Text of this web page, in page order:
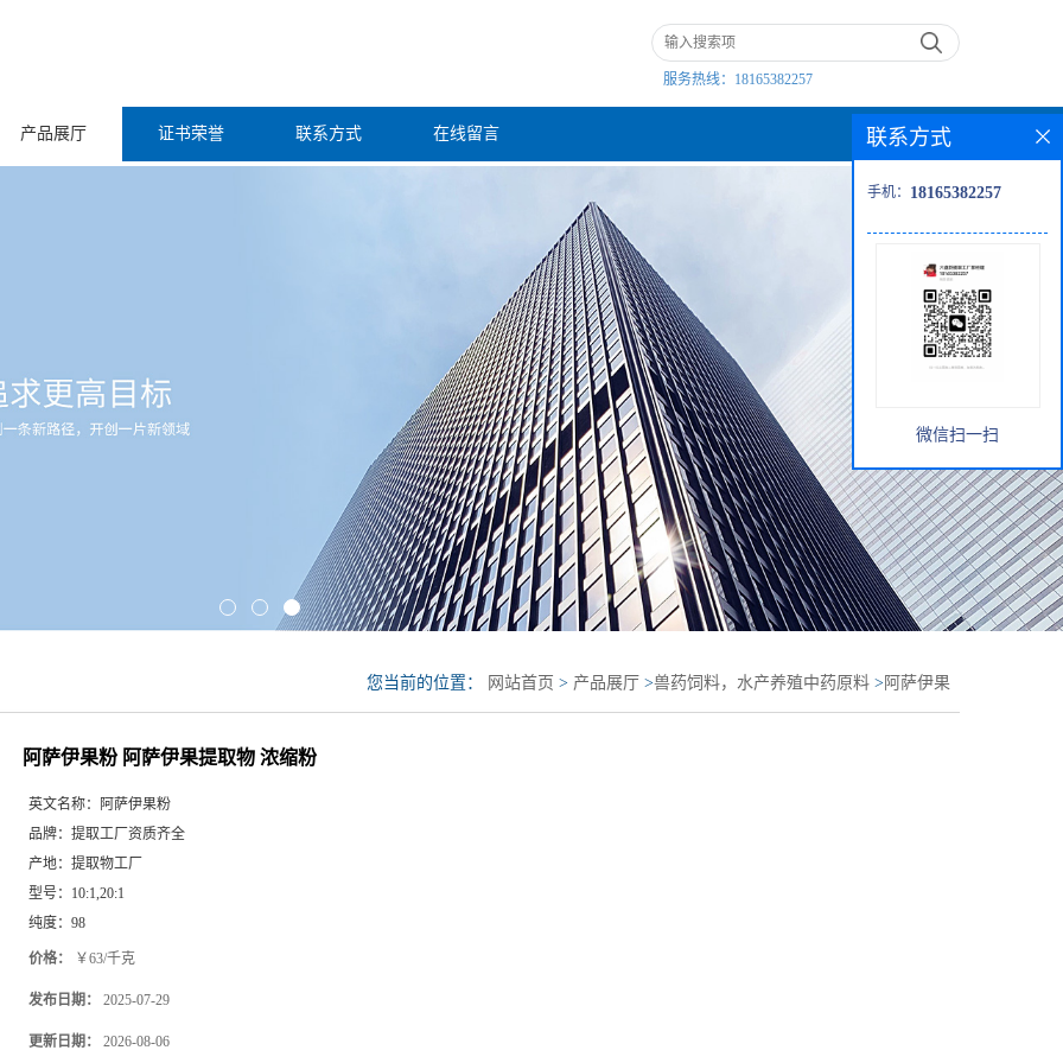
服务热线： 18165382257
产品展厅 证书荣誉 联系方式 在线留言
您当前的位置： 网站首页 > 产品展厅 >兽药饲料，水产养殖中药原料 > 阿萨伊果
阿萨伊果粉 阿萨伊果提取物 浓缩粉
英文名称：
阿萨伊果粉
品牌： 提取工厂资质齐全
产地： 提取物工厂
型号： 10:1,20:1
纯度： 98
价格： ￥63/千克
发布日期： 2025-07-29
更新日期： 2026-08-06
联系方式
手机： 18165382257
微信扫一扫